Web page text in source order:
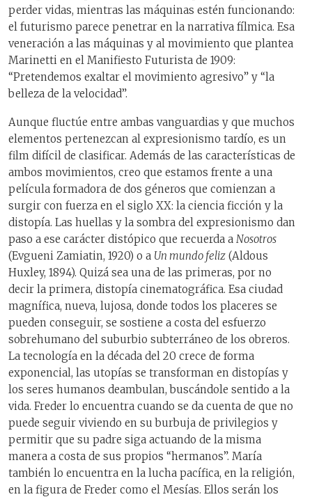
perder vidas, mientras las máquinas estén funcionando:
el futurismo parece penetrar en la narrativa fílmica. Esa
veneración a las máquinas y al movimiento que plantea
Marinetti en el Manifiesto Futurista de 1909:
“Pretendemos exaltar el movimiento agresivo” y “la
belleza de la velocidad”.
Aunque fluctúe entre ambas vanguardias y que muchos
elementos pertenezcan al expresionismo tardío, es un
film difícil de clasificar. Además de las características de
ambos movimientos, creo que estamos frente a una
película formadora de dos géneros que comienzan a
surgir con fuerza en el siglo XX: la ciencia ficción y la
distopía. Las huellas y la sombra del expresionismo dan
paso a ese carácter distópico que recuerda a Nosotros
(Evgueni Zamiatin, 1920) o a Un mundo feliz (Aldous
Huxley, 1894). Quizá sea una de las primeras, por no
decir la primera, distopía cinematográfica. Esa ciudad
magnífica, nueva, lujosa, donde todos los placeres se
pueden conseguir, se sostiene a costa del esfuerzo
sobrehumano del suburbio subterráneo de los obreros.
La tecnología en la década del 20 crece de forma
exponencial, las utopías se transforman en distopías y
los seres humanos deambulan, buscándole sentido a la
vida. Freder lo encuentra cuando se da cuenta de que no
puede seguir viviendo en su burbuja de privilegios y
permitir que su padre siga actuando de la misma
manera a costa de sus propios “hermanos”. María
también lo encuentra en la lucha pacífica, en la religión,
en la figura de Freder como el Mesías. Ellos serán los